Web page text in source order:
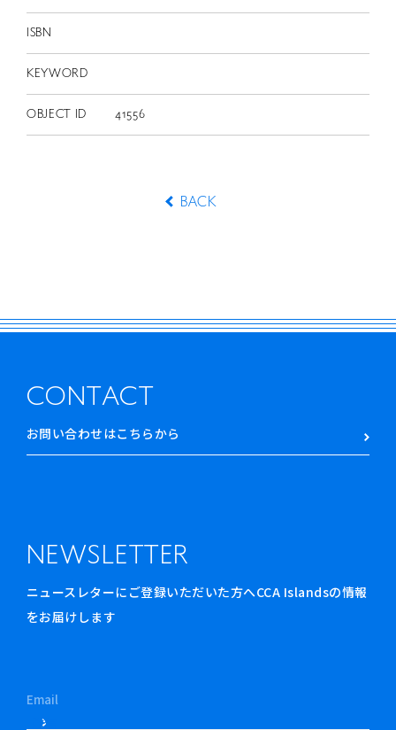
ISBN
KEYWORD
OBJECT ID 41556
BACK
CONTACT
お問い合わせはこちらから
NEWSLETTER
ニュースレターにご登録いただいた方へCCA Islandsの情報
をお届けします